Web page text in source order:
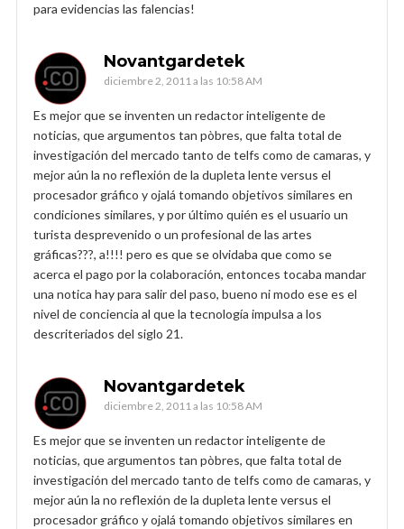
para evidencias las falencias!
Novantgardetek
diciembre 2, 2011 a las 10:58 AM
Es mejor que se inventen un redactor inteligente de
noticias, que argumentos tan pòbres, que falta total de
investigación del mercado tanto de telfs como de camaras, y
mejor aún la no reflexión de la dupleta lente versus el
procesador gráfico y ojalá tomando objetivos similares en
condiciones similares, y por último quién es el usuario un
turista desprevenido o un profesional de las artes
gráficas???, a!!!! pero es que se olvidaba que como se
acerca el pago por la colaboración, entonces tocaba mandar
una notica hay para salir del paso, bueno ni modo ese es el
nivel de conciencia al que la tecnología impulsa a los
descriteriados del siglo 21.
Novantgardetek
diciembre 2, 2011 a las 10:58 AM
Es mejor que se inventen un redactor inteligente de
noticias, que argumentos tan pòbres, que falta total de
investigación del mercado tanto de telfs como de camaras, y
mejor aún la no reflexión de la dupleta lente versus el
procesador gráfico y ojalá tomando objetivos similares en